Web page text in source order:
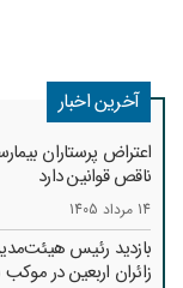
آخرین اخبار
اعتراض پرستاران
ناقص قوانین دارد
14 مرداد 1405
بازدید رئیس
زائران اربعین در